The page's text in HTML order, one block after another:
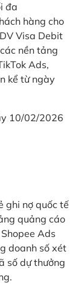
đa
hàng cho
Visa Debit
nền tảng
Ads,
kể từ ngày
10/02/2026
ghi nợ quốc tế
quảng cáo
Ads
doanh số xét
số dự thưởng